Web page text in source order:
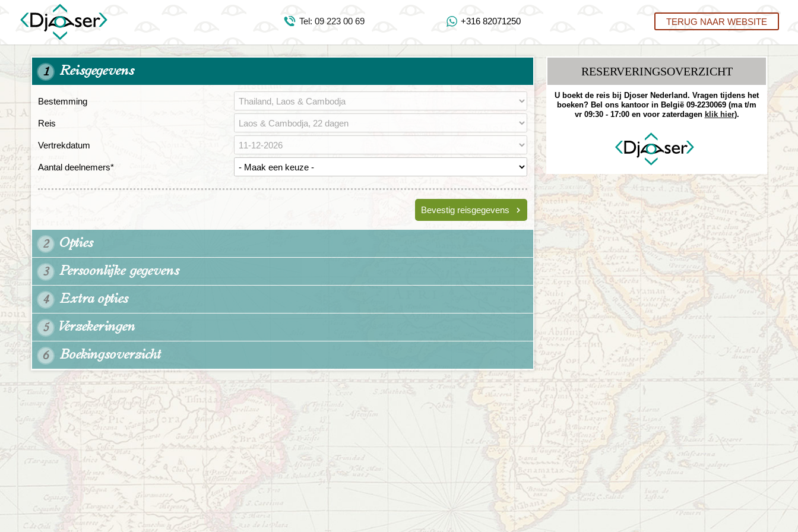
Tel: 09 223 00 69
https://www.youtube.com/user/DjoserWebsite
https://www.instagram.com/djoser_reizen/
Tel: 09 223 00 69 +316 82071250 TERUG NAAR WEBSITE
1 Reisgegevens
Bestemming
Reis
Vertrekdatum
Aantal deelnemers*
Bevestig reisgegevens
2 Opties
3 Persoonlijke gegevens
4 Extra opties
5 Verzekeringen
6 Boekingsoverzicht
RESERVERINGS­OVERZICHT
U boekt de reis bij Djoser Nederland. Vragen tijdens het
boeken? Bel ons kantoor in België 09-2230069 (ma t/m
vr 09:30 - 17:00 en voor zaterdagen klik hier).